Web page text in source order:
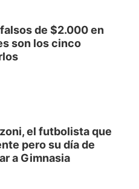
de $2.000 en
son los cinco
el futbolista que
pero su día de
a Gimnasia